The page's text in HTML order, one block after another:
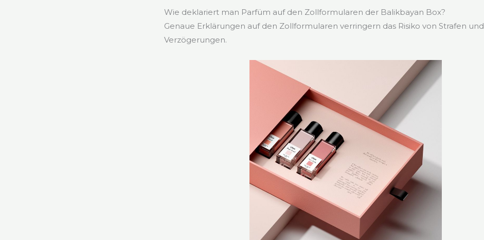
Wie deklariert man Parfüm auf den Zollformularen der Balikbayan Box?
Genaue Erklärungen auf den Zollformularen verringern das Risiko von Strafen und
Verzögerungen.